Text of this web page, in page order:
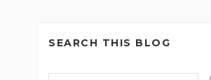
SEARCH THIS BLOG